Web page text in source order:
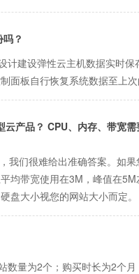
？
计建设弹性云主机数据实时
面板自行恢复系统数据至上
产品？ CPU、内存、带宽
我们很难给出准确答案。如
均带宽使用在3M，峰值在
盘大小视您的网站大小而定。
量为2个；购买时长为2个